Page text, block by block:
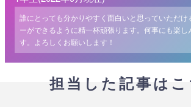
誰にとっても分かりやすく面白いと思っていただけ
ーができるように精一杯頑張ります。何事にも楽
す。よろしくお願いします！
担当した記事はこ